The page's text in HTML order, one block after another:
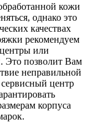
кожи
однако это
качествах
рекомендуем
или
Это позволит Вам
неправильной
центр
корпуса